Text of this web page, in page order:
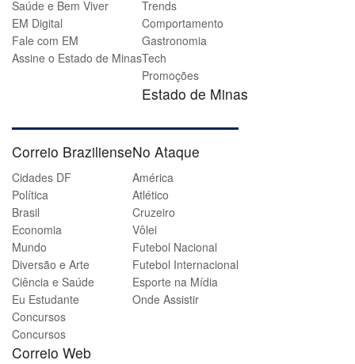
Saúde e Bem Viver
EM Digital
Fale com EM
Assine o Estado de Minas
Trends
Comportamento
Gastronomia
Tech
Promoções
Estado de Minas
Correio Braziliense
Cidades DF
Política
Brasil
Economia
Mundo
Diversão e Arte
Ciência e Saúde
Eu Estudante
Concursos
Concursos
Correio Web
No Ataque
América
Atlético
Cruzeiro
Vôlei
Futebol Nacional
Futebol Internacional
Esporte na Mídia
Onde Assistir